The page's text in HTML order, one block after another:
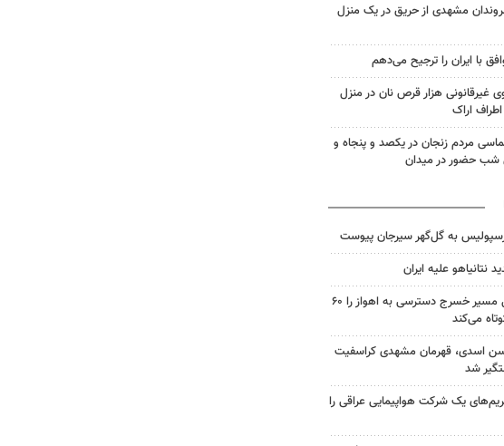
مشهدی از حریق در یک منزل
با ایران را ترجیح می‌دهم
غیرقانونی هزار قرص نان در منزل
اراک
مردم زنجان در یکصد و پنجاه و
حضور در میدان
به گل‌گهر سیرجان پیوست
نتانیاهو علیه ایران
احداث پل مسیر خسرج دسترسی به اهواز را ۶۰
می‌کند
اسدی، قهرمان مشهدی کراسفیت
شد
یک شرکت هواپیمایی عراقی را